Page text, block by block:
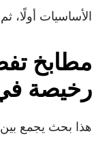
الأساسيات أولًا،
مطابخ
رخيصة
هذا بحث يجمع